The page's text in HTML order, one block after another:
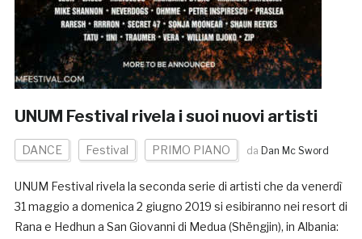
UNUM Festival rivela i suoi nuovi artisti
DANCE Festival PRIMO PIANO da Dan Mc Sword
UNUM Festival rivela la seconda serie di artisti che da venerdì
31 maggio a domenica 2 giugno 2019 si esibiranno nei resort di
Rana e Hedhun a San Giovanni di Medua (Shëngjin), in Albania: